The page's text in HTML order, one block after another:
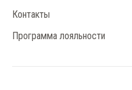
Контакты
Программа лояльности